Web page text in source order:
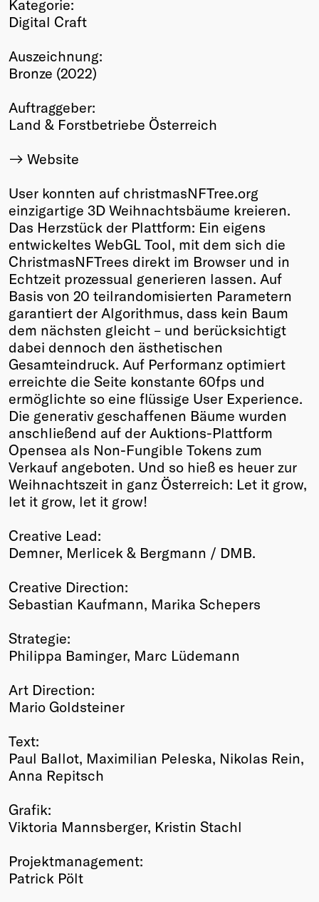
Winners
Past
Annual
Kategorie:
Digital Craft
Auszeichnung:
Bronze (2022)
Auftraggeber:
Land & Forstbetriebe Österreich
Website
User konnten auf christmasNFTree.org
einzigartige 3D Weihnachtsbäume kreieren.
Das Herzstück der Plattform: Ein eigens
entwickeltes WebGL Tool, mit dem sich die
ChristmasNFTrees direkt im Browser und in
Echtzeit prozessual generieren lassen. Auf
Basis von 20 teilrandomisierten Parametern
garantiert der Algorithmus, dass kein Baum
dem nächsten gleicht – und berücksichtigt
dabei dennoch den ästhetischen
Gesamteindruck. Auf Performanz optimiert
erreichte die Seite konstante 60fps und
ermöglichte so eine flüssige User Experience.
Die generativ geschaffenen Bäume wurden
anschließend auf der Auktions-Plattform
Opensea als Non-Fungible Tokens zum
Verkauf angeboten. Und so hieß es heuer zur
Weihnachtszeit in ganz Österreich: Let it grow,
let it grow, let it grow!
Creative Lead:
Demner, Merlicek & Bergmann / DMB.
Creative Direction:
Sebastian Kaufmann, Marika Schepers
Strategie:
Philippa Baminger, Marc Lüdemann
Art Direction:
Mario Goldsteiner
Text:
Paul Ballot, Maximilian Peleska, Nikolas Rein,
Anna Repitsch
Grafik:
Viktoria Mannsberger, Kristin Stachl
Projektmanagement:
Patrick Pölt